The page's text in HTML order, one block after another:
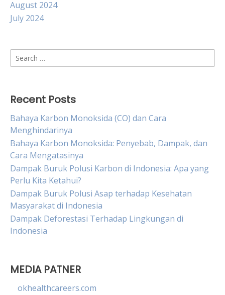
August 2024
July 2024
Search
for:
Recent Posts
Bahaya Karbon Monoksida (CO) dan Cara
Menghindarinya
Bahaya Karbon Monoksida: Penyebab, Dampak, dan
Cara Mengatasinya
Dampak Buruk Polusi Karbon di Indonesia: Apa yang
Perlu Kita Ketahui?
Dampak Buruk Polusi Asap terhadap Kesehatan
Masyarakat di Indonesia
Dampak Deforestasi Terhadap Lingkungan di
Indonesia
MEDIA PATNER
okhealthcareers.com